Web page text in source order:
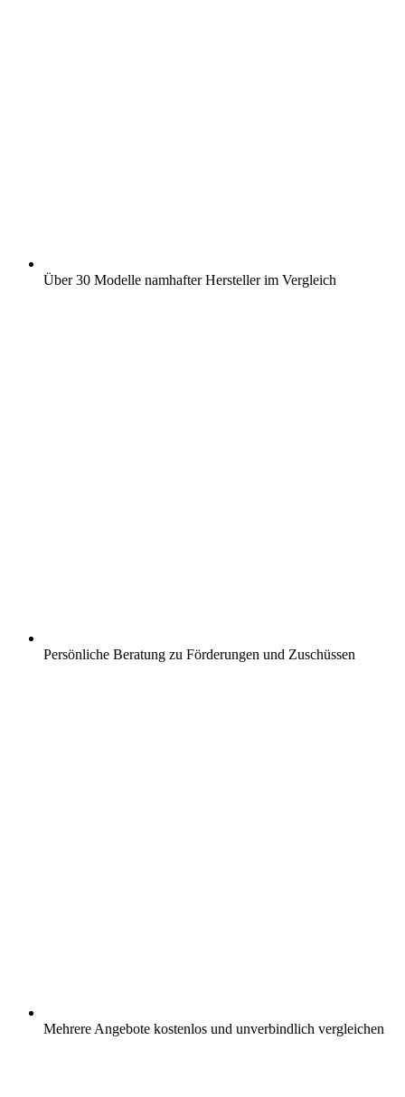
Über 30 Modelle namhafter Hersteller im Vergleich
Persönliche Beratung zu Förderungen und Zuschüssen
Mehrere Angebote kostenlos und unverbindlich vergleichen